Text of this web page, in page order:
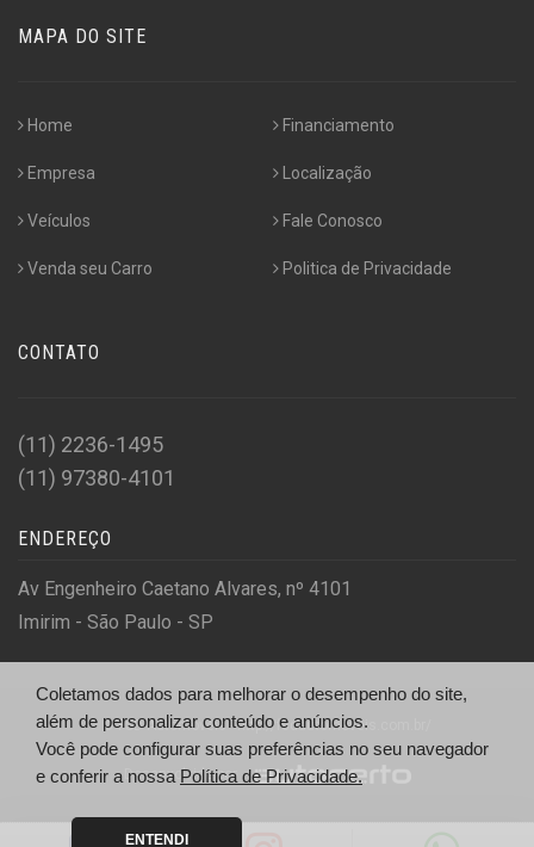
MAPA DO SITE
Home
Empresa
Veículos
Venda seu Carro
Financiamento
Localização
Fale Conosco
Politica de Privacidade
CONTATO
(11) 2236-1495
(11) 97380-4101
ENDEREÇO
Av Engenheiro Caetano Alvares, nº 4101
Imirim - São Paulo - SP
© FSD Automóveis - http://fsdautomoveis.com.br/
Desenvolvido por
Coletamos dados para melhorar o desempenho do site,
além de personalizar conteúdo e anúncios.
Você pode configurar suas preferências no seu navegador
e conferir a nossa Política de Privacidade.
ENTENDI